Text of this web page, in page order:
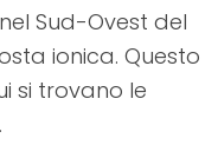
Sud-Ovest del
ionica. Questo
si trovano le